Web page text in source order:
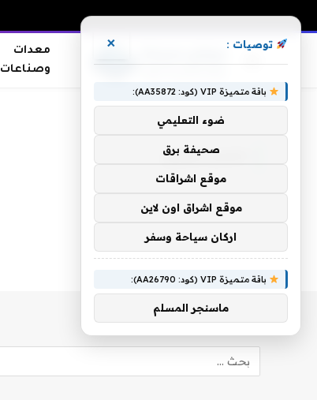
معدات
وصناعات
حسن بصرى
توصيات : ×
باقة متميزة VIP (كود: AA35872):
ضوء التعليمي
صحيفة برق
موقع اشراقات
موقع اشراق اون لاين
اركان سياحة وسفر
باقة متميزة VIP (كود: AA26790):
ماسنجر المسلم